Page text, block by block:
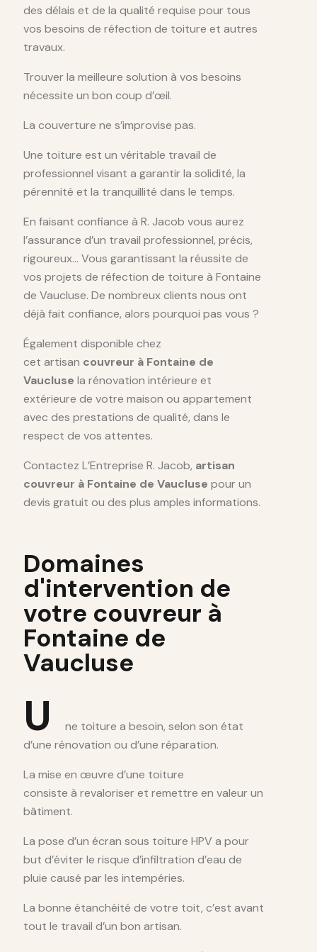
des délais et de la qualité requise pour tous
vos besoins de réfection de toiture et autres
travaux.
Trouver la meilleure solution à vos besoins
nécessite un bon coup d’œil.
La couverture ne s’improvise pas.
Une toiture est un véritable travail de
professionnel visant a garantir la solidité, la
pérennité et la tranquillité dans le temps.
En faisant confiance à R. Jacob vous aurez
l’assurance d’un travail professionnel, précis,
rigoureux… Vous garantissant la réussite de
vos projets de réfection de toiture à Fontaine
de Vaucluse. De nombreux clients nous ont
déjà fait confiance, alors pourquoi pas vous ?
Également disponible chez
cet artisan couvreur à Fontaine de
Vaucluse la rénovation intérieure et
extérieure de votre maison ou appartement
avec des prestations de qualité, dans le
respect de vos attentes.
Contactez L’Entreprise R. Jacob, artisan
couvreur à Fontaine de Vaucluse pour un
devis gratuit ou des plus amples informations.
Domaines
d'intervention de
votre couvreur à
Fontaine de
Vaucluse
U
ne toiture a besoin, selon son état
d’une rénovation ou d’une réparation.
La mise en œuvre d’une toiture
consiste à revaloriser et remettre en valeur un
bâtiment.
La pose d’un écran sous toiture HPV a pour
but d’éviter le risque d’infiltration d’eau de
pluie causé par les intempéries.
La bonne étanchéité de votre toit, c’est avant
tout le travail d’un bon artisan.